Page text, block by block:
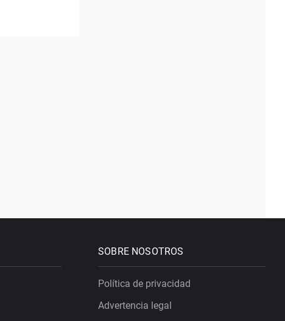
SOBRE NOSOTROS
Política de privacidad
Advertencia legal